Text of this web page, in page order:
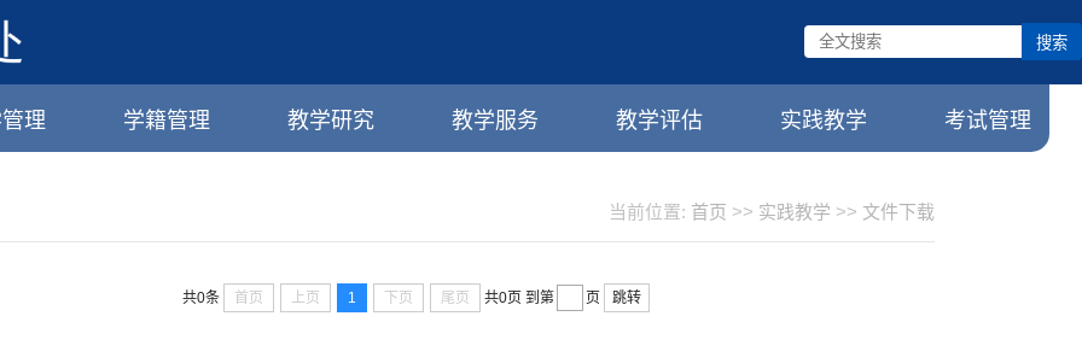
搜索
理 学籍管理 教学研究 教学服务 教学评估 实践教学 考试管理
当前位置: 首页 >> 实践教学 >> 文件下载
共0条 首页 上页 1 下页 尾页 共0页 到第 页 跳转